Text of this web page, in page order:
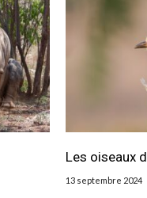
Les oiseaux
13 septembre 2024